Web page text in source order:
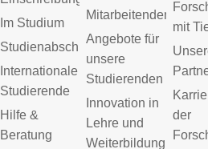
Im Studium
Studienabschluss
Internationale
Studierende
Hilfe &
Beratung
Mitarbeitenden
Angebote für
unsere
Studierenden
Innovation in
Lehre und
Weiterbildung
mit
der